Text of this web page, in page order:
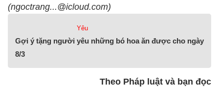
(ngoctrang...@icloud.com)
Yêu
Gợi ý tặng người yêu những bó hoa ăn được cho ngày
8/3
Theo Pháp luật và bạn đọc